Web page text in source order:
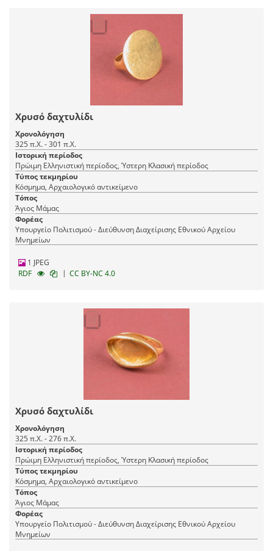
Χρυσό δαχτυλίδι
Χρονολόγηση
325 π.Χ. - 301 π.Χ.
Ιστορική περίοδος
Πρώιμη Ελληνιστική περίοδος, Ύστερη Κλασική περίοδος
Τύπος τεκμηρίου
Κόσμημα, Αρχαιολογικό αντικείμενο
Τόπος
Άγιος Μάμας
Φορέας
Υπουργείο Πολιτισμού - Διεύθυνση Διαχείρισης Εθνικού Αρχείου
Μνημείων
1 JPEG
RDF
| CC BY-NC 4.0
Χρυσό δαχτυλίδι
Χρονολόγηση
325 π.Χ. - 276 π.Χ.
Ιστορική περίοδος
Πρώιμη Ελληνιστική περίοδος, Ύστερη Κλασική περίοδος
Τύπος τεκμηρίου
Κόσμημα, Αρχαιολογικό αντικείμενο
Τόπος
Άγιος Μάμας
Φορέας
Υπουργείο Πολιτισμού - Διεύθυνση Διαχείρισης Εθνικού Αρχείου
Μνημείων